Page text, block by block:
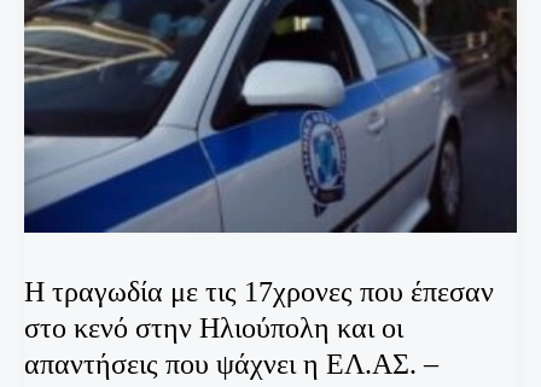
H τραγωδία με τις 17χρονες που έπεσαν
στο κενό στην Ηλιούπολη και οι
απαντήσεις που ψάχνει η ΕΛ.ΑΣ. –